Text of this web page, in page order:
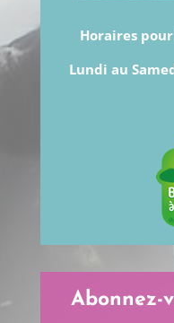
Horaires
Lundi au
Abonnez-